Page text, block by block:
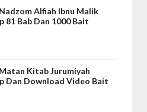
Alfiah Ibnu Malik
81 Bab Dan 1000 Bait
Kitab Jurumiyah
Dan Download Video Bait